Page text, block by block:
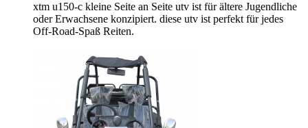
xtm u150-c kleine Seite an Seite utv ist für ältere Jugendliche
oder Erwachsene konzipiert. diese utv ist perfekt für jedes
Off-Road-Spaß Reiten.